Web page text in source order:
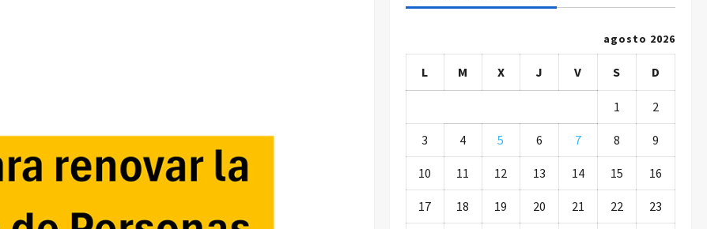
agosto 2026
L M X J V S D
1 2
3 4 5 6 7 8 9
10 11 12 13 14 15 16
17 18 19 20 21 22 23